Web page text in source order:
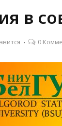
в
0